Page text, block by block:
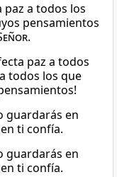
paz a todos los
pensamientos
.
paz a todos
todos los que
guardarás en
ti confía.
guardarás en
ti confía.